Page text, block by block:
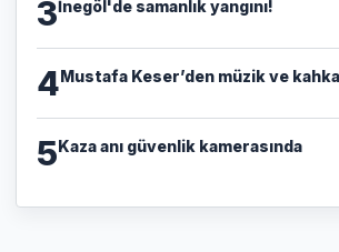
3İnegöl'de samanlık yangını!
4Mustafa Keser’den müzik ve
5Kaza anı güvenlik kamerasında